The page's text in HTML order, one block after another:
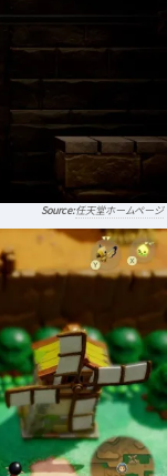
任天堂ホームページ